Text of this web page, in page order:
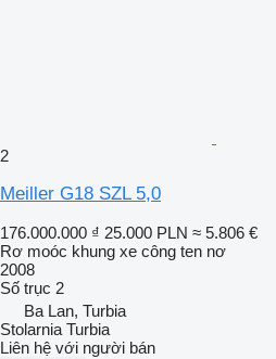
2
Meiller G18 SZL 5,0
176.000.000 ₫ 25.000 PLN ≈ 5.806 €
Rơ moóc khung xe công ten nơ
2008
Số trục 2
Ba Lan, Turbia
Stolarnia Turbia
Liên hệ với người bán